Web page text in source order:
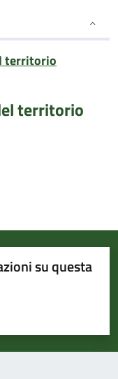
territorio
territorio
su questa